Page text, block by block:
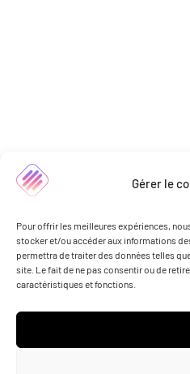
Gérer le
Pour offrir les meilleures expériences,
stocker et/ou accéder aux informations
permettra de traiter des données telles
site. Le fait de ne pas consentir ou de
caractéristiques et fonctions.